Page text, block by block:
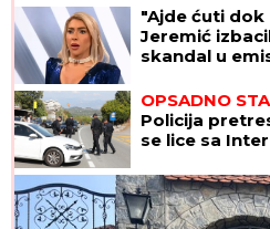
"Ajde ćuti
Jeremić
skandal u
OPSADNO
Policija
se lice sa